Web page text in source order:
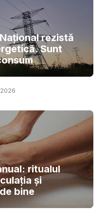
rezistă
Sunt
ritualul
și
bine